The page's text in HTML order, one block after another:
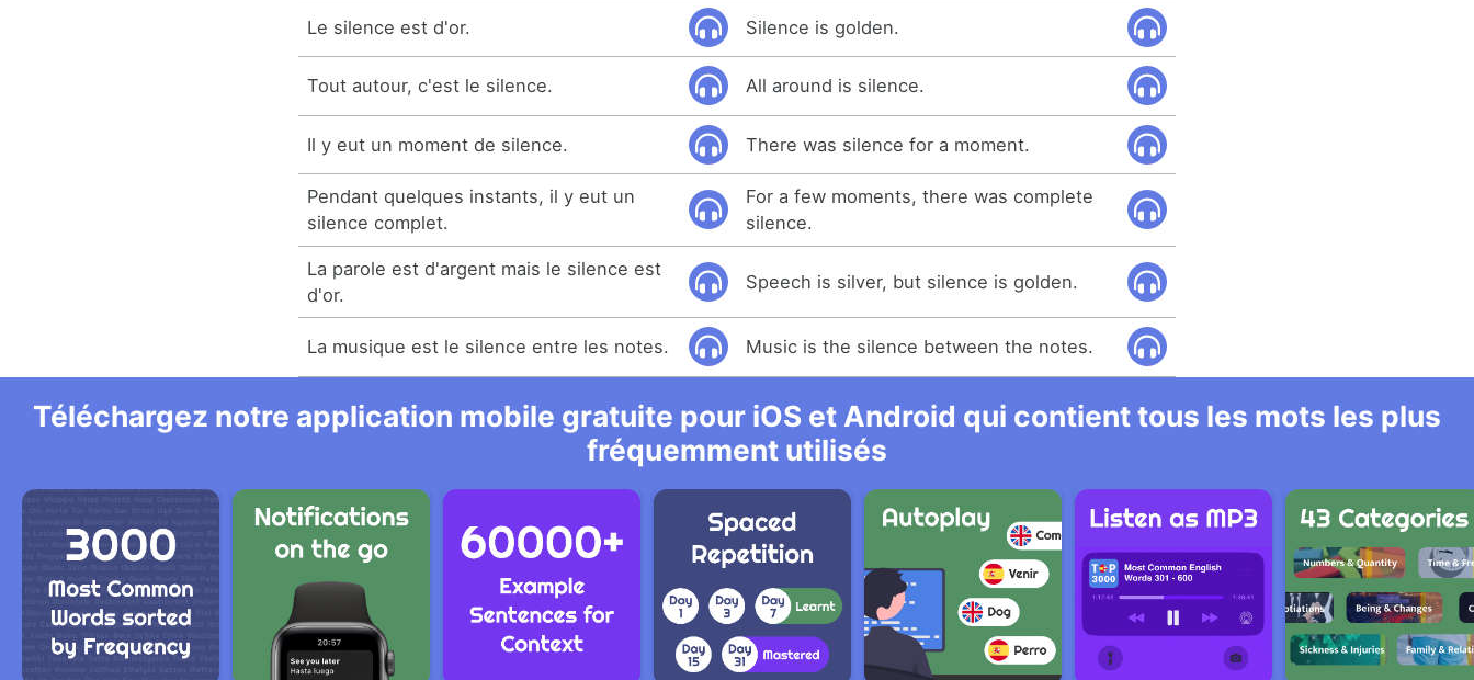
Le silence est d'or. Silence is golden.
Tout autour, c'est le silence. All around is silence.
Il y eut un moment de silence. There was silence for a moment.
Pendant quelques instants, il y eut un
silence complet.
For a few moments, there was complete
silence.
La parole est d'argent mais le silence est
d'or.
Speech is silver, but silence is golden.
La musique est le silence entre les notes. Music is the silence between the notes.
Téléchargez notre application mobile gratuite pour iOS et Android qui contient tous les mots les plus
fréquemment utilisés